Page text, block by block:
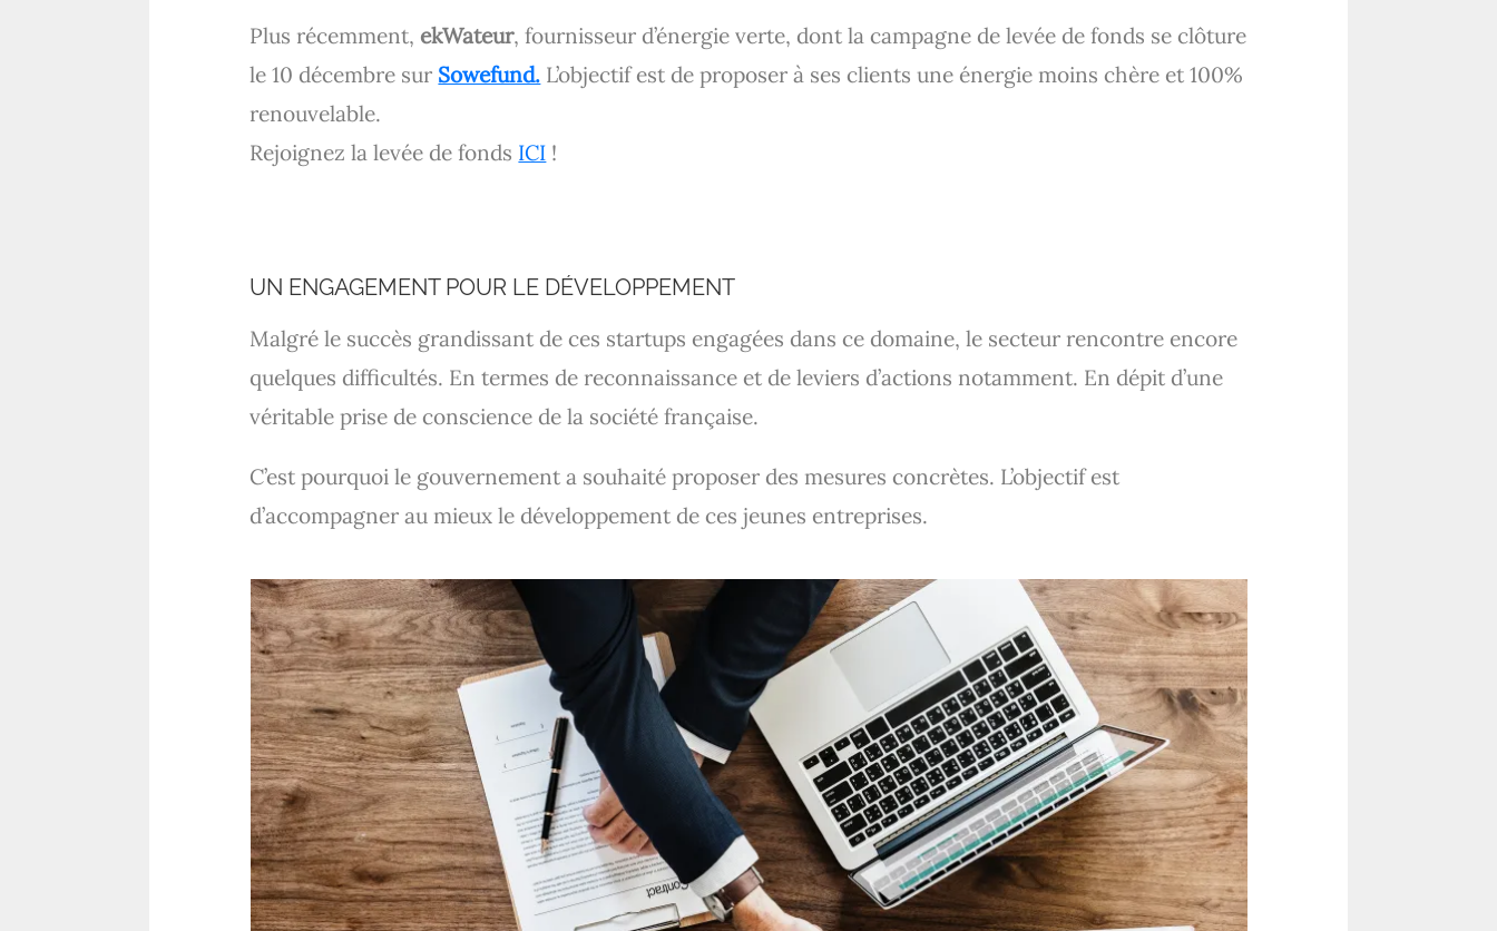
Plus récemment, ekWateur, fournisseur d’énergie verte, dont la campagne de levée de fonds se clôture
le 10 décembre sur Sowefund. L’objectif est de proposer à ses clients une énergie moins chère et 100%
renouvelable.
Rejoignez la levée de fonds ICI !
UN ENGAGEMENT POUR LE DÉVELOPPEMENT
Malgré le succès grandissant de ces startups engagées dans ce domaine, le secteur rencontre encore
quelques difficultés. En termes de reconnaissance et de leviers d’actions notamment. En dépit d’une
véritable prise de conscience de la société française.
C’est pourquoi le gouvernement a souhaité proposer des mesures concrètes. L’objectif est
d’accompagner au mieux le développement de ces jeunes entreprises.